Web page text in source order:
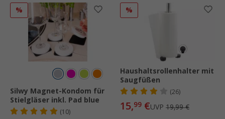
%
Silwy Magnet-Kondom für
Stielgläser inkl. Pad blue
(10)
%
Haushaltsrollenhalter mit
Saugfüßen
(26)
15,99 €UVP 19,99 €